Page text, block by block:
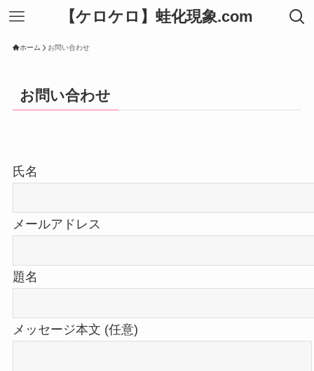
【ケロケロ】蛙化現象.com
ホーム お問い合わせ
お問い合わせ
氏名
メールアドレス
題名
メッセージ本文 (任意)